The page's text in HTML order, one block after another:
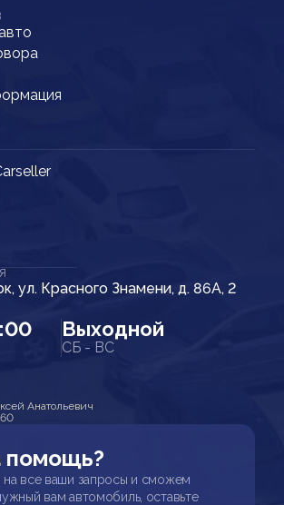
ул. Красного Знамени, д. 86А, 2
Выходной
СБ - ВС
Анатольевич
помощь?
все ваши запросы и сможем
вам автомобиль, оставьте